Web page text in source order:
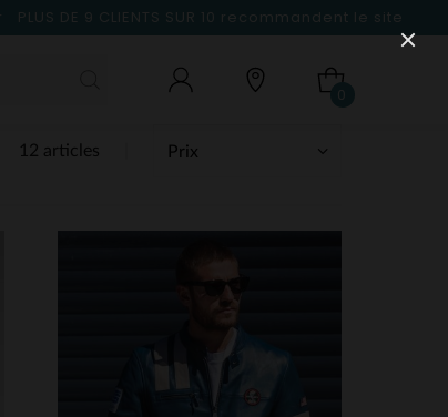
PLUS DE 9 CLIENTS SUR 10 recommandent le site
0
12 articles